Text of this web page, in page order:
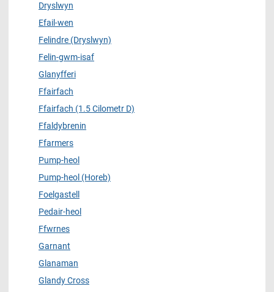
Dryslwyn
Efail-wen
Felindre (Dryslwyn)
Felin-gwm-isaf
Glanyfferi
Ffairfach
Ffairfach (1.5 Cilometr D)
Ffaldybrenin
Ffarmers
Pump-heol
Pump-heol (Horeb)
Foelgastell
Pedair-heol
Ffwrnes
Garnant
Glanaman
Glandy Cross